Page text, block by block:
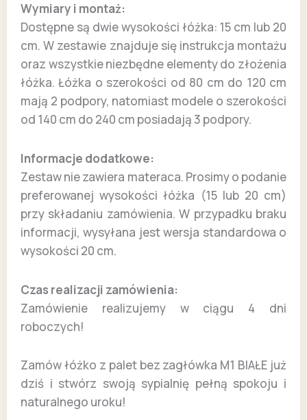
Wymiary i montaż:
Dostępne są dwie wysokości łóżka: 15 cm lub 20
cm. W zestawie znajduje się instrukcja montażu
oraz wszystkie niezbędne elementy do złożenia
łóżka. Łóżka o szerokości od 80 cm do 120 cm
mają 2 podpory, natomiast modele o szerokości
od 140 cm do 240 cm posiadają 3 podpory.
Informacje dodatkowe:
Zestaw nie zawiera materaca. Prosimy o podanie
preferowanej wysokości łóżka (15 lub 20 cm)
przy składaniu zamówienia. W przypadku braku
informacji, wysyłana jest wersja standardowa o
wysokości 20 cm.
Czas realizacji zamówienia:
Zamówienie realizujemy w ciągu 4 dni
roboczych!
Zamów łóżko z palet bez zagłówka M1 BIAŁE już
dziś i stwórz swoją sypialnię pełną spokoju i
naturalnego uroku!